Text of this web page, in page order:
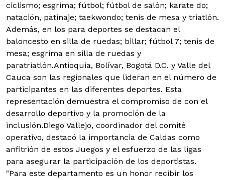
ciclismo; esgrima; fútbol; fútbol de salón; karate do;
natación, patinaje; taekwondo; tenis de mesa y triatlón.
Además, en los para deportes se destacan el
baloncesto en silla de ruedas; billar; fútbol 7; tenis de
mesa; esgrima en silla de ruedas y
paratriatlón.Antioquia, Bolívar, Bogotá D.C. y Valle del
Cauca son las regionales que lideran en el número de
participantes en las diferentes deportes. Esta
representación demuestra el compromiso de con el
desarrollo deportivo y la promoción de la
inclusión.Diego Vallejo, coordinador del comité
operativo, destacó la importancia de Caldas como
anfitrión de estos Juegos y el esfuerzo de las ligas
para asegurar la participación de los deportistas.
"Para este departamento es un honor recibir los